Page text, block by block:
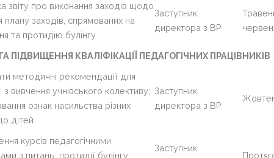
звіту про виконання заходів щодо
плану заходів, спрямованих на
та протидію булінгу
Заступник
директора з ВР
ПІДВИЩЕННЯ КВАЛІФІКАЦІЇ ПЕДАГОГІЧНИХ ПРАЦІВНИКІВ
методичні рекомендації для
з вивчення учнівського колективу;
ознак насильства різних
дітей
Заступник
директора з ВР
курсів педагогічними
з питань протидії булінгу
Заступник